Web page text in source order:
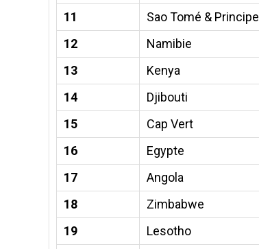
11
Sao Tomé & Principe
12
Namibie
13
Kenya
14
Djibouti
15
Cap Vert
16
Egypte
17
Angola
18
Zimbabwe
19
Lesotho